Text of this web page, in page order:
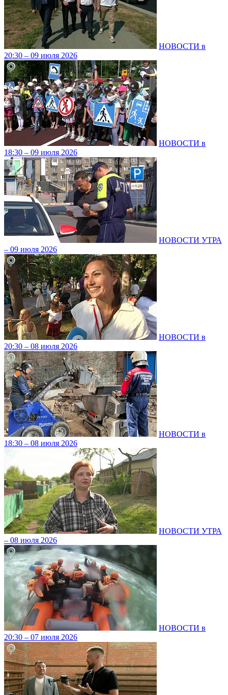
НОВОСТИ в
20:30 – 09 июля 2026
НОВОСТИ в
18:30 – 09 июля 2026
НОВОСТИ УТРА
– 09 июля 2026
НОВОСТИ в
20:30 – 08 июля 2026
НОВОСТИ в
18:30 – 08 июля 2026
НОВОСТИ УТРА
– 08 июля 2026
НОВОСТИ в
20:30 – 07 июля 2026